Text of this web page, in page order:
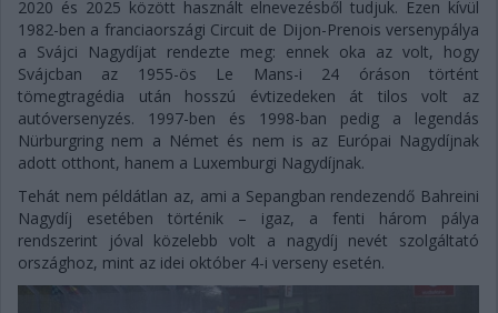
2020 és 2025 között használt elnevezésből tudjuk. Ezen kívül
1982-ben a franciaországi Circuit de Dijon-Prenois versenypálya
a Svájci Nagydíjat rendezte meg: ennek oka az volt, hogy
Svájcban az 1955-ös Le Mans-i 24 óráson történt
tömegtragédia után hosszú évtizedeken át tilos volt az
autóversenyzés. 1997-ben és 1998-ban pedig a legendás
Nürburgring nem a Német és nem is az Európai Nagydíjnak
adott otthont, hanem a Luxemburgi Nagydíjnak.
Tehát nem példátlan az, ami a Sepangban rendezendő Bahreini
Nagydíj esetében történik – igaz, a fenti három pálya
rendszerint jóval közelebb volt a nagydíj nevét szolgáltató
országhoz, mint az idei október 4-i verseny esetén.